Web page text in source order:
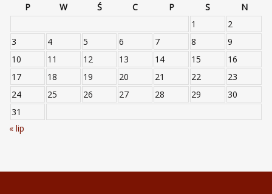
P
W Ś C P S
N
1
2
3
4 5 6 7 8
9
10
11 12 13 14 15
16
17
18 19 20 21 22
23
24
25 26 27 28 29
30
31
« lip